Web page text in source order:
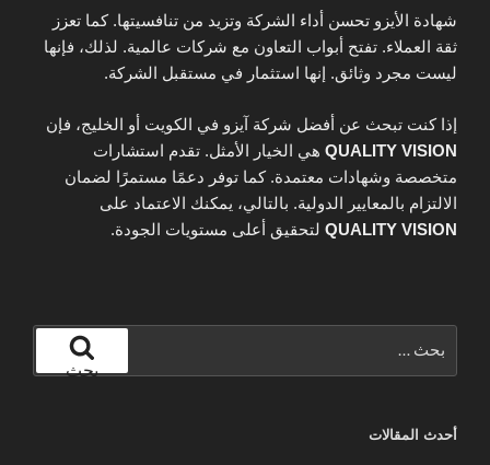
شهادة الأيزو تحسن أداء الشركة وتزيد من تنافسيتها. كما تعزز
ثقة العملاء. تفتح أبواب التعاون مع شركات عالمية. لذلك، فإنها
ليست مجرد وثائق. إنها استثمار في مستقبل الشركة.
إذا كنت تبحث عن أفضل شركة آيزو في الكويت أو الخليج، فإن
QUALITY VISION هي الخيار الأمثل. تقدم استشارات
متخصصة وشهادات معتمدة. كما توفر دعمًا مستمرًا لضمان
الالتزام بالمعايير الدولية. بالتالي، يمكنك الاعتماد على
QUALITY VISION لتحقيق أعلى مستويات الجودة.
عن:
بحث
أحدث المقالات